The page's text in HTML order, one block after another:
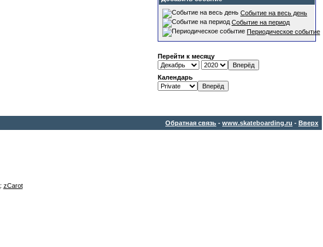
Событие на весь день
Событие на период
Периодическое событие
Перейти к месяцу
Календарь
Обратная связь - www.skateboarding.ru - Вверх
zCarot